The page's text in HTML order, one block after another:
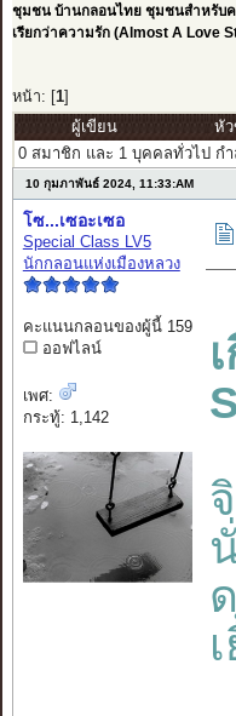
ชุมชน บ้านกลอนไทย ชุมชนสำหรับ
เรียกว่าความรัก (Almost A Love
หน้า: [ 1]
ผู้เขียน
หัว
0 สมาชิก และ 1 บุคคลทั่วไป ก
10 กุมภาพันธ์ 2024, 11:33:AM
โซ...เซอะเซอ
Special Class LV5
นักกลอนแห่งเมืองหลวง
คะแนนกลอนของผู้นี้ 159
ออฟไลน์
เพศ:
กระทู้: 1,142